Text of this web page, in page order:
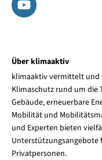
Über klimaaktiv
klimaaktiv vermittelt und
Klimaschutz rund um die
Gebäude, erneuerbare
Mobilität und
und Experten bieten
Unterstützungsangebote
Privatpersonen.